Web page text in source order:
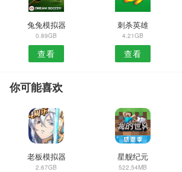
兔兔模拟器
0.89GB
查看
刺杀英雄
4.21GB
查看
你可能喜欢
老板模拟器
2.67GB
星舰纪元
522.54MB